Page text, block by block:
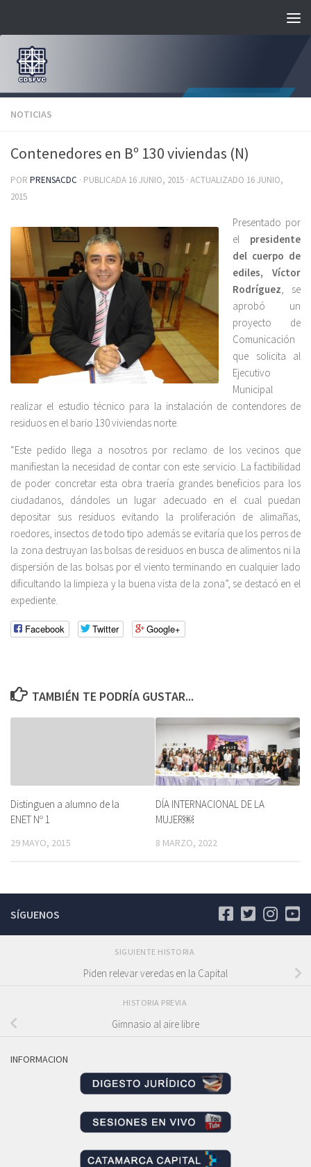
NOTICIAS
Contenedores en Bº 130 viviendas (N)
POR PRENSACDC · PUBLICADA 16 JUNIO, 2015 · ACTUALIZADO 16 JUNIO,
2015
Presentado por
el presidente
del cuerpo de
ediles, Víctor
Rodríguez, se
aprobó un
proyecto de
Comunicación
que solicita al
Ejecutivo
Municipal
realizar el estudio técnico para la instalación de contendores de
residuos en el bario 130 viviendas norte.
“Este pedido llega a nosotros por reclamo de los vecinos que
manifiestan la necesidad de contar con este servicio. La factibilidad
de poder concretar esta obra traería grandes beneficios para los
ciudadanos, dándoles un lugar adecuado en el cual puedan
depositar sus residuos evitando la proliferación de alimañas,
roedores, insectos de todo tipo además se evitaría que los perros de
la zona destruyan las bolsas de residuos en busca de alimentos ni la
dispersión de las bolsas por el viento terminando en cualquier lado
dificultando la limpieza y la buena vista de la zona”, se destacó en el
expediente.
Facebook Twitter Google+
TAMBIÉN TE PODRÍA GUSTAR...
Distinguen a alumno de la
ENET Nº 1
29 MAYO, 2015
DÍA INTERNACIONAL DE LA
MUJER￼
8 MARZO, 2022
SÍGUENOS
SIGUIENTE HISTORIA
Piden relevar veredas en la Capital
HISTORIA PREVIA
Gimnasio al aire libre
INFORMACION